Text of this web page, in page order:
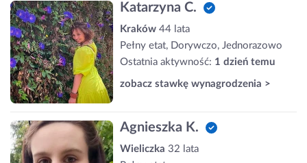
Katarzyna C.
Kraków 44 lata
Pełny etat, Dorywczo, Jednorazowo
Ostatnia aktywność: 1 dzień temu
zobacz stawkę wynagrodzenia >
Agnieszka K.
Wieliczka 32 lata